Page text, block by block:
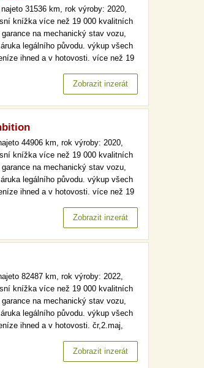
31536 km, rok výroby: 2020,
knížka více než 19 000 kvalitních
na mechanický stav vozu,
legálního původu. výkup všech
ihned a v hotovosti. více než 19
km. doživotní záruka…
Zobrazit inzerát
44906 km, rok výroby: 2020,
knížka více než 19 000 kvalitních
na mechanický stav vozu,
legálního původu. výkup všech
ihned a v hotovosti. více než 19
km. doživotní záruka…
Zobrazit inzerát
82487 km, rok výroby: 2022,
knížka více než 19 000 kvalitních
na mechanický stav vozu,
legálního původu. výkup všech
ihned a v hotovosti. čr,2.maj,
stav vozu, kontrola…Zobrazit inzerát